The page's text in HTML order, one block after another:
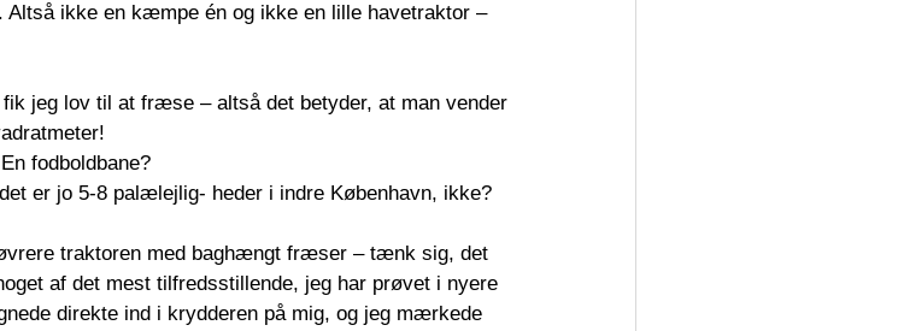
Altså ikke en kæmpe én og ikke en lille havetraktor –
jeg lov til at fræse – altså det betyder, at man vender
fodboldbane?
er jo 5-8 palælejlig- heder i indre København, ikke?
traktoren med baghængt fræser – tænk sig, det
af det mest tilfredsstillende, jeg har prøvet i nyere
direkte ind i krydderen på mig, og jeg mærkede